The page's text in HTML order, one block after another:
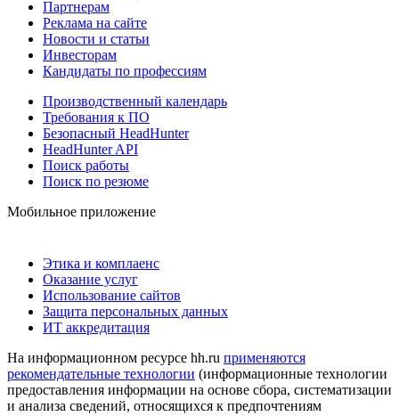
Партнерам
Реклама на сайте
Новости и статьи
Инвесторам
Кандидаты по профессиям
Производственный календарь
Требования к ПО
Безопасный HeadHunter
HeadHunter API
Поиск работы
Поиск по резюме
Мобильное приложение
Этика и комплаенс
Оказание услуг
Использование сайтов
Защита персональных данных
ИТ аккредитация
На информационном ресурсе hh.ru применяются
рекомендательные технологии (информационные технологии
предоставления информации на основе сбора, систематизации
и анализа сведений, относящихся к предпочтениям